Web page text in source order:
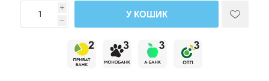
i
h
У КОШИК